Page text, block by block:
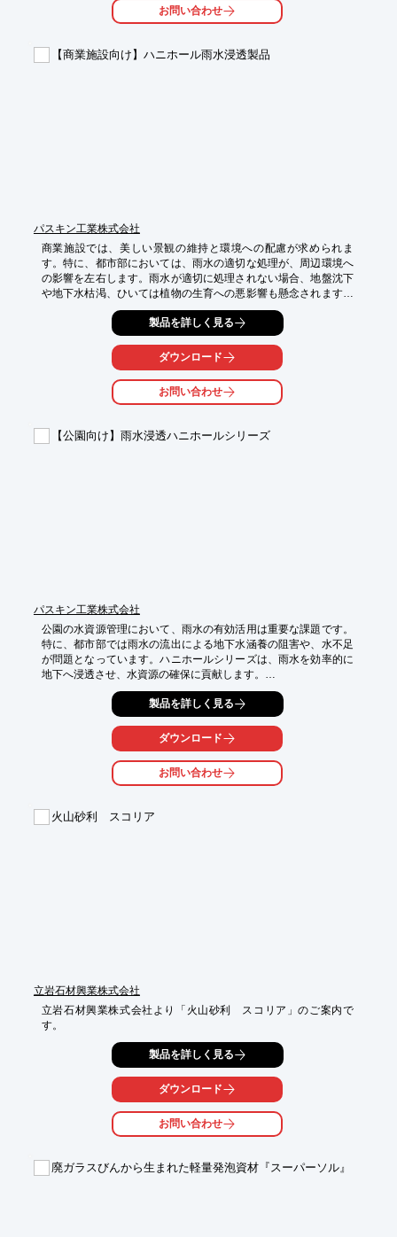
・地下水資源の涵養
お問い合わせ
【商業施設向け】ハニホール雨水浸透製品
パスキン工業株式会社
商業施設では、美しい景観の維持と環境への配慮が求められま
す。特に、都市部においては、雨水の適切な処理が、周辺環境へ
の影響を左右します。雨水が適切に処理されない場合、地盤沈下
や地下水枯渇、ひいては植物の生育への悪影響も懸念されます。
ハニホールシリーズは、雨水を効率的に保水し、ゆっくりと地下
へ還元することで、これらの課題に対応します。
【活用シーン】
・商業施設の緑地、庭園
・美しい景観の維持
製品を詳しく見る
ダウンロード
お問い合わせ
【公園向け】雨水浸透ハニホールシリーズ
パスキン工業株式会社
公園の水資源管理において、雨水の有効活用は重要な課題です。
特に、都市部では雨水の流出による地下水涵養の阻害や、水不足
が問題となっています。ハニホールシリーズは、雨水を効率的に
地下へ浸透させ、水資源の確保に貢献します。
【活用シーン】
・公園内の植栽への水供給
・地下水脈の涵養
・雨水を利用したビオトープの創出
・水資源の有効活用による持続可能な公園運営
・雨水利用による水道料金の削減
製品を詳しく見る
ダウンロード
お問い合わせ
火山砂利 スコリア
立岩石材興業株式会社
立岩石材興業株式会社より「火山砂利　スコリア」のご案内で
す。
製品を詳しく見る
ダウンロード
お問い合わせ
廃ガラスびんから生まれた軽量発泡資材『スーパーソル』